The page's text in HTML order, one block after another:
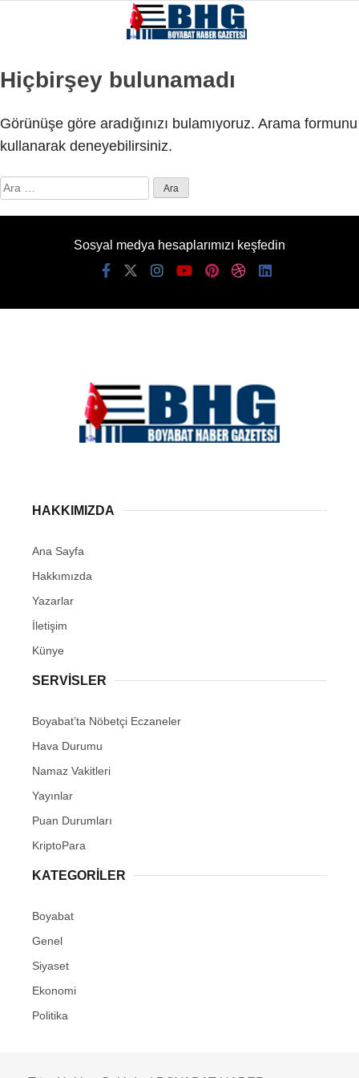
Hiçbirşey bulunamadı
Görünüşe göre aradığınızı bulamıyoruz. Arama formunu
kullanarak deneyebilirsiniz.
Arama:
Sosyal medya hesaplarımızı keşfedin
HAKKIMIZDA
Ana Sayfa
Hakkımızda
Yazarlar
İletişim
Künye
SERVISLER
Boyabat’ta Nöbetçi Eczaneler
Hava Durumu
Namaz Vakitleri
Yayınlar
Puan Durumları
KriptoPara
KATEGORILER
Boyabat
Genel
Siyaset
Ekonomi
Politika